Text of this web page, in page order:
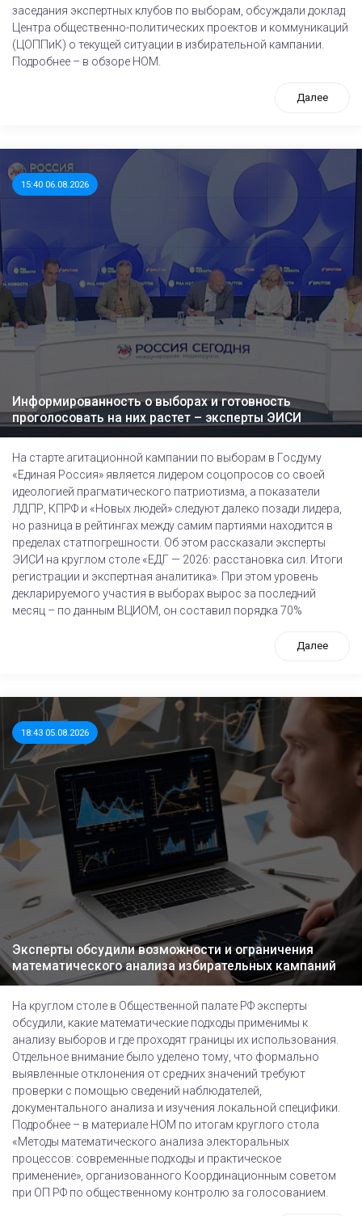
заседания экспертных клубов по выборам, обсуждали доклад
Центра общественно-политических проектов и коммуникаций
(ЦОППиК) о текущей ситуации в избирательной кампании.
Подробнее – в обзоре НОМ.
Далее
15:40 06.08.2026
Информированность о выборах и готовность
проголосовать на них растет – эксперты ЭИСИ
На старте агитационной кампании по выборам в Госдуму
«Единая Россия» является лидером соцопросов со своей
идеологией прагматического патриотизма, а показатели
ЛДПР, КПРФ и «Новых людей» следуют далеко позади лидера,
но разница в рейтингах между самим партиями находится в
пределах статпогрешности. Об этом рассказали эксперты
ЭИСИ на круглом столе «ЕДГ — 2026: расстановка сил. Итоги
регистрации и экспертная аналитика». При этом уровень
декларируемого участия в выборах вырос за последний
месяц – по данным ВЦИОМ, он составил порядка 70%
Далее
18:43 05.08.2026
Эксперты обсудили возможности и ограничения
математического анализа избирательных кампаний
На круглом столе в Общественной палате РФ эксперты
обсудили, какие математические подходы применимы к
анализу выборов и где проходят границы их использования.
Отдельное внимание было уделено тому, что формально
выявленные отклонения от средних значений требуют
проверки с помощью сведений наблюдателей,
документального анализа и изучения локальной специфики.
Подробнее – в материале НОМ по итогам круглого стола
«Методы математического анализа электоральных
процессов: современные подходы и практическое
применение», организованного Координационным советом
при ОП РФ по общественному контролю за голосованием.